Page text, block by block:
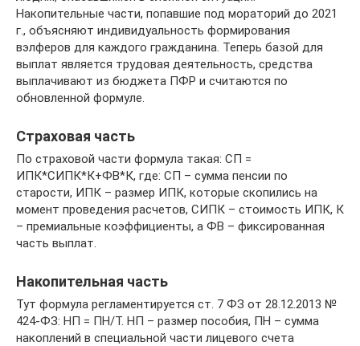
Накопительные части, попавшие под мораторий до 2021
г., объясняют индивидуальность формирования
вэлферов для каждого гражданина. Теперь базой для
выплат является трудовая деятельность, средства
выплачивают из бюджета ПФР и считаются по
обновленной формуле.
Страховая часть
По страховой части формула такая: СП =
ИПК*СИПК*К+ФВ*К, где: СП – сумма пенсии по
старости, ИПК – размер ИПК, которые скопились на
момент проведения расчетов, СИПК – стоимость ИПК, К
– премиальные коэффициенты, а ФВ – фиксированная
часть выплат.
Накопительная часть
Тут формула регламентируется ст. 7 ФЗ от 28.12.2013 №
424-ФЗ: НП = ПН/Т. НП – размер пособия, ПН – сумма
накоплений в специальной части лицевого счета